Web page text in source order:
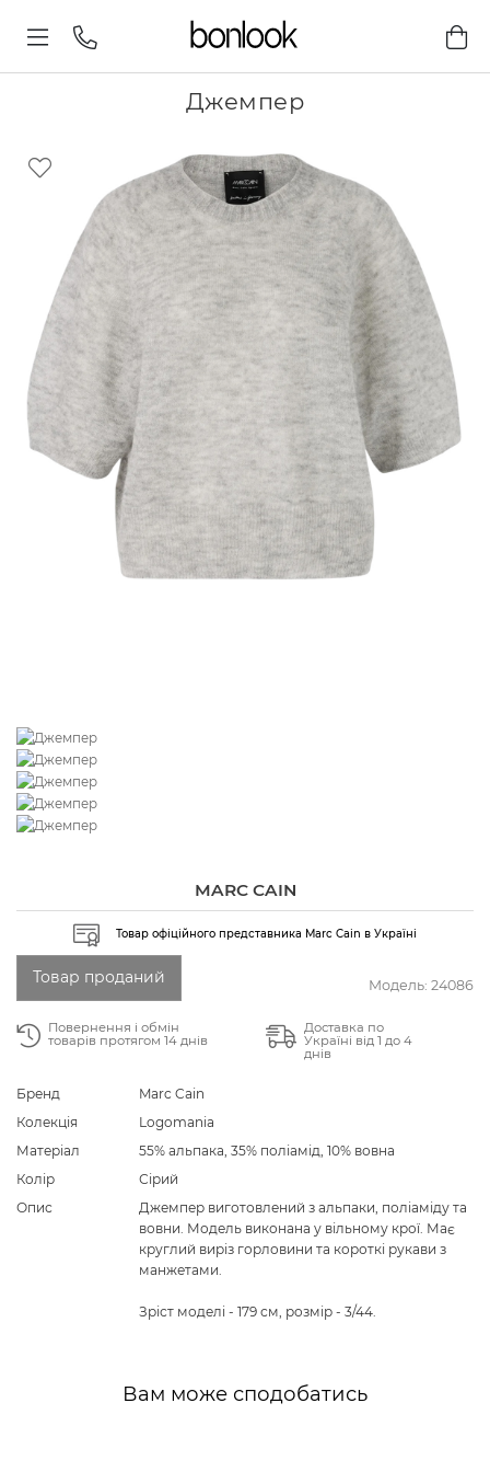
Джемпер
MARC CAIN
Товар офіційного представника Marc Cain в Україні
Модель: 24086
Товар проданий
Повернення і обмін
товарів протягом 14 днів
Доставка по
Україні від 1 до 4
днів
Бренд
Marc Cain
Колекція
Logomania
Матеріал
55% альпака, 35% поліамід, 10% вовна
Колір
Сірий
Опис
Джемпер виготовлений з альпаки, поліаміду та
вовни. Модель виконана у вільному крої. Має
круглий виріз горловини та короткі рукави з
манжетами.
Зріст моделі - 179 см, розмір - 3/44.
Вам може сподобатись